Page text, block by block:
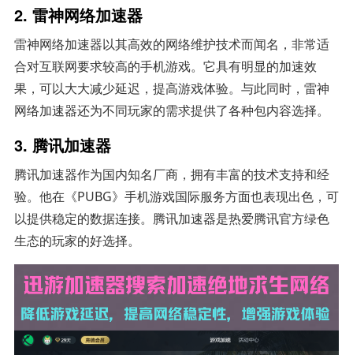
2. 雷神网络加速器
雷神网络加速器以其高效的网络维护技术而闻名，非常适
合对互联网要求较高的手机游戏。它具有明显的加速效
果，可以大大减少延迟，提高游戏体验。与此同时，雷神
网络加速器还为不同玩家的需求提供了各种包内容选择。
3. 腾讯加速器
腾讯加速器作为国内知名厂商，拥有丰富的技术支持和经
验。他在《PUBG》手机游戏国际服务方面也表现出色，可
以提供稳定的数据连接。腾讯加速器是热爱腾讯官方绿色
生态的玩家的好选择。